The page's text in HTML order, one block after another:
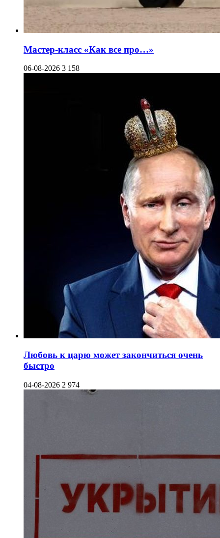
Мастер-класс «Как все про…»
06-08-2026 3 158
Любовь к царю может закончиться очень
быстро
04-08-2026 2 974